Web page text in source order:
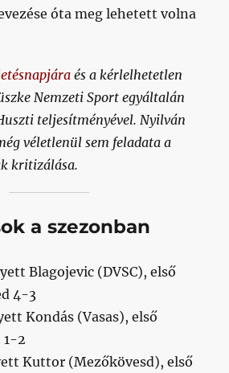
óta meg lehetett volna
és a kérlelhetetlen
Nemzeti Sport egyáltalán
teljesítményével. Nyilván
véletlenül sem feladata a
kritizálása.
a szezonban
Blagojevic (DVSC), első
4-3
Kondás (Vasas), első
1-2
Kuttor (Mezőkövesd), első